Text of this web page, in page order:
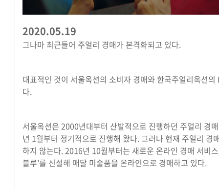
2020.05.19
그나마 최근들어 주얼리 경매가 본격화되고 있다.
대표적인 것이 서울옥션의 소비자 경매와 한국주얼리옥션
다.
서울옥션은 2000년대부터 산발적으로 진행하던 주얼리 경
년 1월부터 정기적으로 진행해 왔다. 그러나 현재 주얼리 경
하지 않는다. 2016년 10월부터는 새로운 온라인 경매 서비스
블루’를 신설해 매달 미술품을 온라인으로 경매하고 있다.